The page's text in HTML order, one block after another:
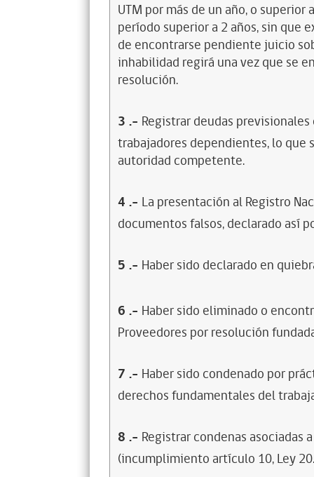
UTM por más de un año, o
período superior a 2 años, sin que
de encontrarse pendiente juicio
inhabilidad regirá una vez que se
resolución.
3 .- Registrar deudas
trabajadores dependientes, lo
autoridad competente.
4 .- La presentación al Registro
documentos falsos, declarado así
5 .- Haber sido declarado en
6 .- Haber sido eliminado o
Proveedores por resolución
7 .- Haber sido condenado por
derechos fundamentales del
8 .- Registrar condenas asociadas
(incumplimiento artículo 10, Ley